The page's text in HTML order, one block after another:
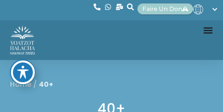
Faire Un Don
Home/ 40+